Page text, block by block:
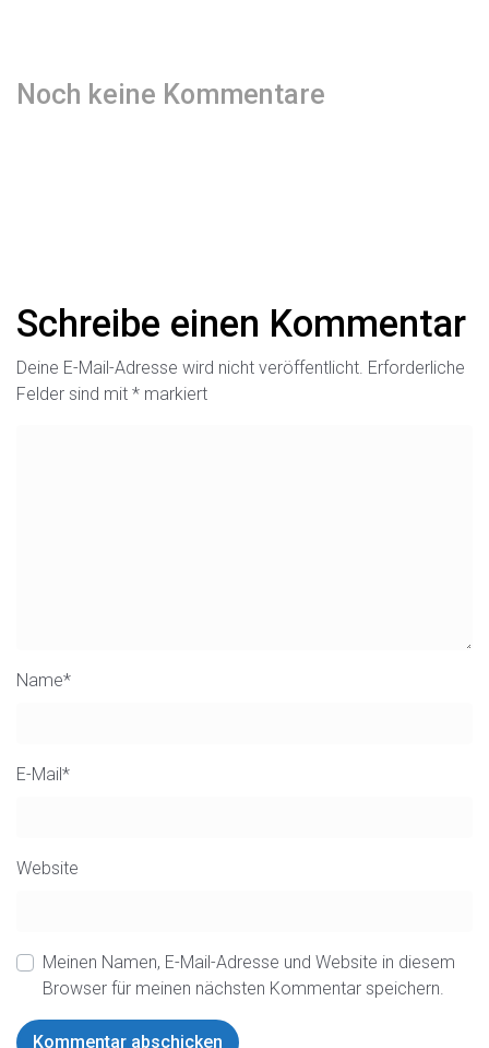
Noch keine Kommentare
Schreibe einen Kommentar
Deine E-Mail-Adresse wird nicht veröffentlicht. Erforderliche
Felder sind mit * markiert
Name*
E-Mail*
Website
Meinen Namen, E-Mail-Adresse und Website in diesem
Browser für meinen nächsten Kommentar speichern.